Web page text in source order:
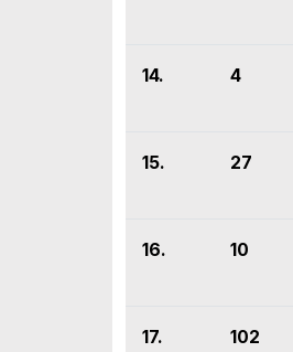
14. 4
15. 27
16. 10
17. 102